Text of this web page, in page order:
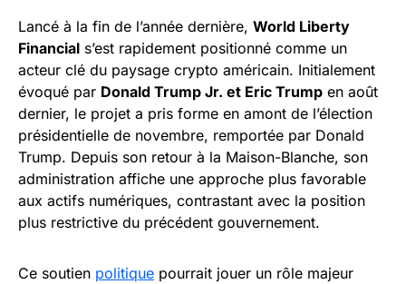
Lancé à la fin de l’année dernière, World Liberty
Financial s’est rapidement positionné comme un
acteur clé du paysage crypto américain. Initialement
évoqué par Donald Trump Jr. et Eric Trump en août
dernier, le projet a pris forme en amont de l’élection
présidentielle de novembre, remportée par Donald
Trump. Depuis son retour à la Maison-Blanche, son
administration affiche une approche plus favorable
aux actifs numériques, contrastant avec la position
plus restrictive du précédent gouvernement.
Ce soutien politique pourrait jouer un rôle majeur